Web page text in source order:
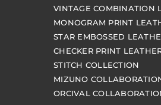
VINTAGE COMBINATION
MONOGRAM PRINT
STAR EMBOSSED
CHECKER PRINT
STITCH COLLECTION
MIZUNO
ORCIVAL